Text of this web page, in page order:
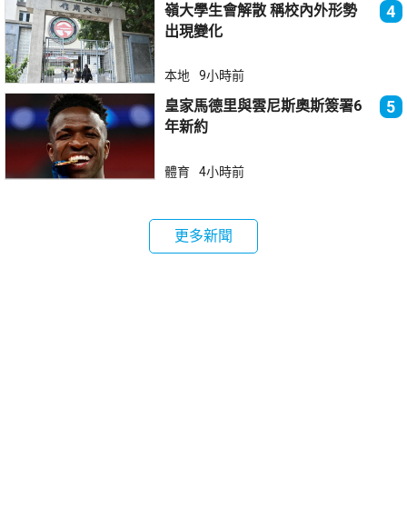
嶺大學生會解散 稱校內外形勢
出現變化
4
本地 9小時前
皇家馬德里與雲尼斯奧斯簽署6
年新約
5
體育 4小時前
更多新聞